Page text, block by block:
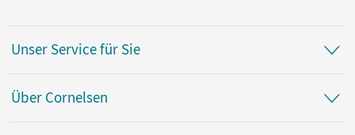
Unser Service für Sie
Über Cornelsen